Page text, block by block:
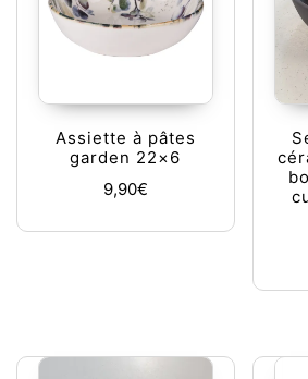
Assiette à pâtes
garden 22×6
9,90€